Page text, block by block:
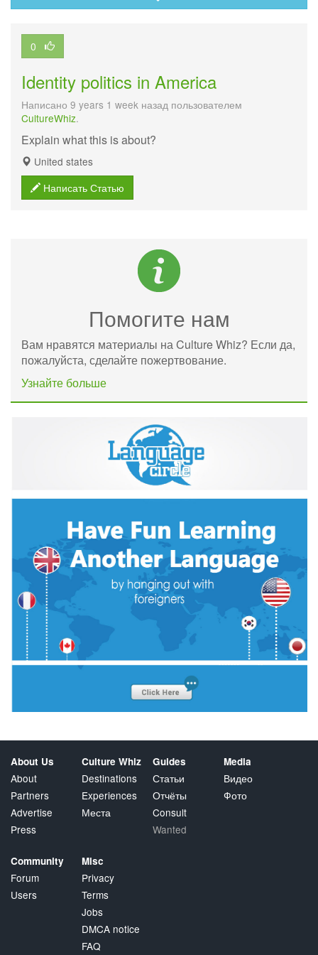
0
Identity politics in America
Написано 9 years 1 week назад пользователем
CultureWhiz.
Explain what this is about?
United states
Написать Статью
Помогите нам
Вам нравятся материалы на Culture Whiz? Если да,
пожалуйста, сделайте пожертвование.
Узнайте больше
About Us
About
Partners
Advertise
Press
Culture Whiz
Destinations
Experiences
Места
Guides
Статьи
Отчёты
Consult
Wanted
Media
Видео
Фото
Community
Forum
Users
Misc
Privacy
Terms
Jobs
DMCA notice
FAQ